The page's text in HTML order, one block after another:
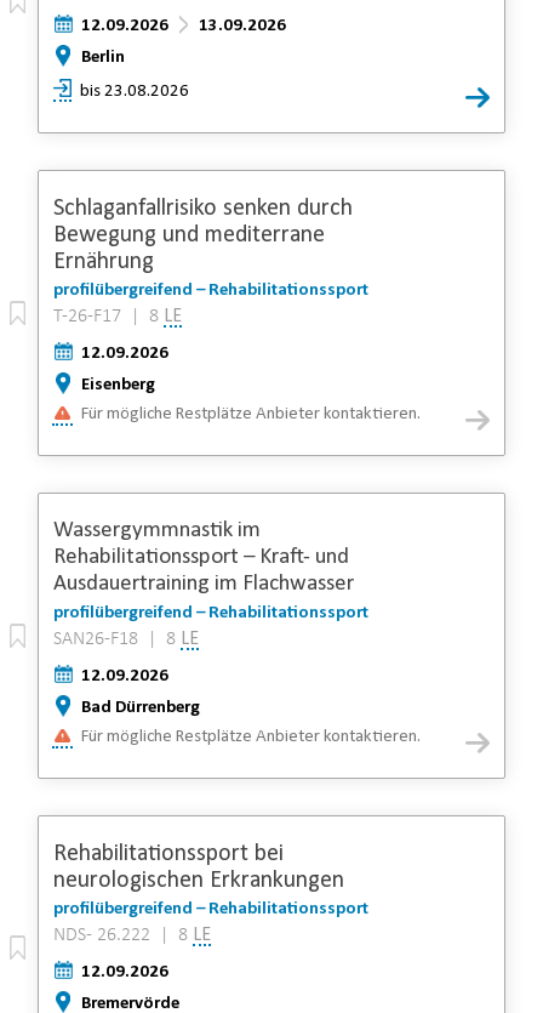
12.09.2026
13.09.2026
Berlin
bis 23.08.2026
Schlaganfallrisiko senken durch
Bewegung und mediterrane
Ernährung
profilübergreifend – Rehabilitationssport
T-26-F17 | 8 LE
12.09.2026
Eisenberg
Für mögliche Restplätze Anbieter kontaktieren.
Wassergymmnastik im
Rehabilitationssport – Kraft- und
Ausdauertraining im Flachwasser
profilübergreifend – Rehabilitationssport
SAN26-F18 | 8 LE
12.09.2026
Bad Dürrenberg
Für mögliche Restplätze Anbieter kontaktieren.
Rehabilitationssport bei
neurologischen Erkrankungen
profilübergreifend – Rehabilitationssport
NDS- 26.222 | 8 LE
12.09.2026
Bremervörde